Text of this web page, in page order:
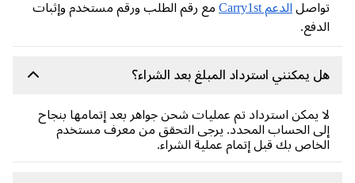
الدعم Carry1st
مع رقم الطلب ورقم مستخدم وإثبات
يمكنني استرداد المبلغ بعد الشراء؟
يمكن استرداد تم عمليات شحن جواهر بعد إتمامها بنجاح
الحساب المحدد. يرجى التحقق من معرف مستخدم
بك قبل إتمام عملية الشراء.